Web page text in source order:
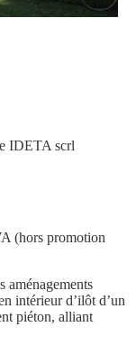
IDETA scrl
(hors promotion
aménagements
intérieur d’ilôt d’un
piéton, alliant